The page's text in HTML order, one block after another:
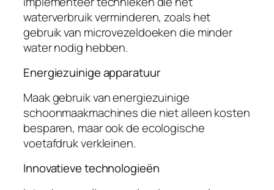
waterverbruik verminderen, zoals het
gebruik van microvezeldoeken die minder
water nodig hebben.
Energiezuinige apparatuur
Maak gebruik van energiezuinige
schoonmaakmachines die niet alleen kosten
besparen, maar ook de ecologische
voetafdruk verkleinen.
Innovatieve technologieën